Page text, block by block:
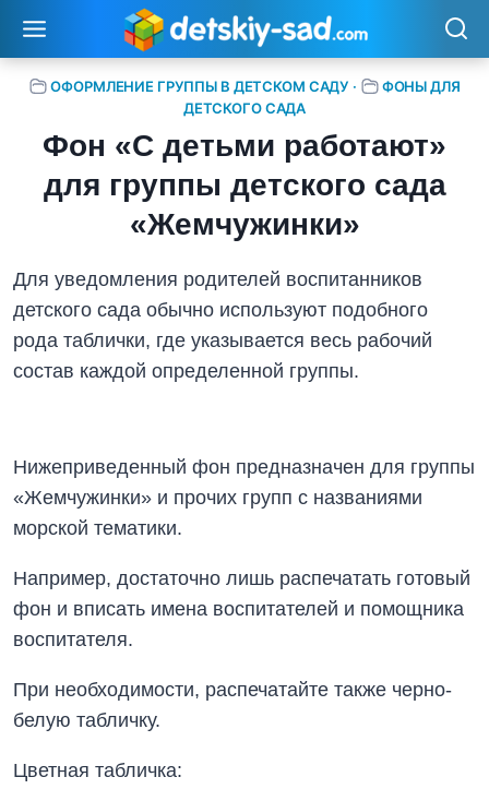
содержимому
ОФОРМЛЕНИЕ ГРУППЫ В ДЕТСКОМ САДУ ·
ФОНЫ ДЛЯ
ДЕТСКОГО САДА
Фон «С детьми работают»
для группы детского сада
«Жемчужинки»
Для уведомления родителей воспитанников
детского сада обычно используют подобного
рода таблички, где указывается весь рабочий
состав каждой определенной группы.
Нижеприведенный фон предназначен для группы
«Жемчужинки» и прочих групп с названиями
морской тематики.
Например, достаточно лишь распечатать готовый
фон и вписать имена воспитателей и помощника
воспитателя.
При необходимости, распечатайте также черно-
белую табличку.
Цветная табличка: